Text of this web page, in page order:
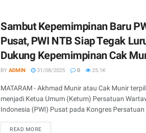
Sambut Kepemimpinan Baru
Pusat, PWI NTB Siap Tegak
Dukung Kepemimpinan Cak
BY ADMIN 31/08/2025 0 25.1K
MATARAM - Akhmad Munir atau Cak Munir
menjadi Ketua Umum (Ketum) Persatuan
Indonesia (PWI) Pusat pada Kongres Persatuan
READ MORE